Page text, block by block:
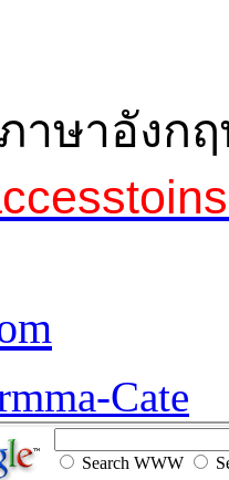
าษาอังก
Cate
Search WWW